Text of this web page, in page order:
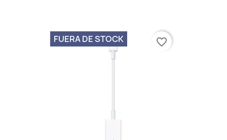
FUERA DE STOCK favorite_border